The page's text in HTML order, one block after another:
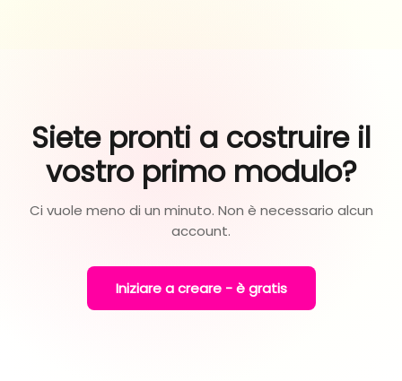
Siete pronti a costruire il
vostro primo modulo?
Ci vuole meno di un minuto. Non è necessario alcun
account.
Iniziare a creare - è gratis